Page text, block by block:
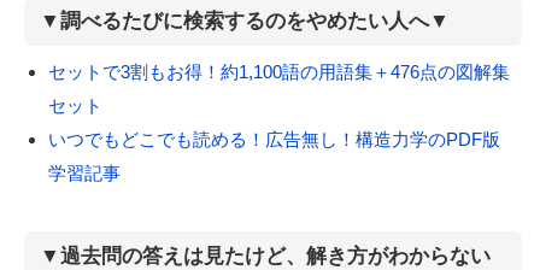
▼調べるたびに検索するのをやめたい人へ▼
セットで3割もお得！約1,100語の用語集＋476点の図解集
セット
いつでもどこでも読める！広告無し！構造力学のPDF版
学習記事
▼過去問の答えは見たけど、解き方がわからない